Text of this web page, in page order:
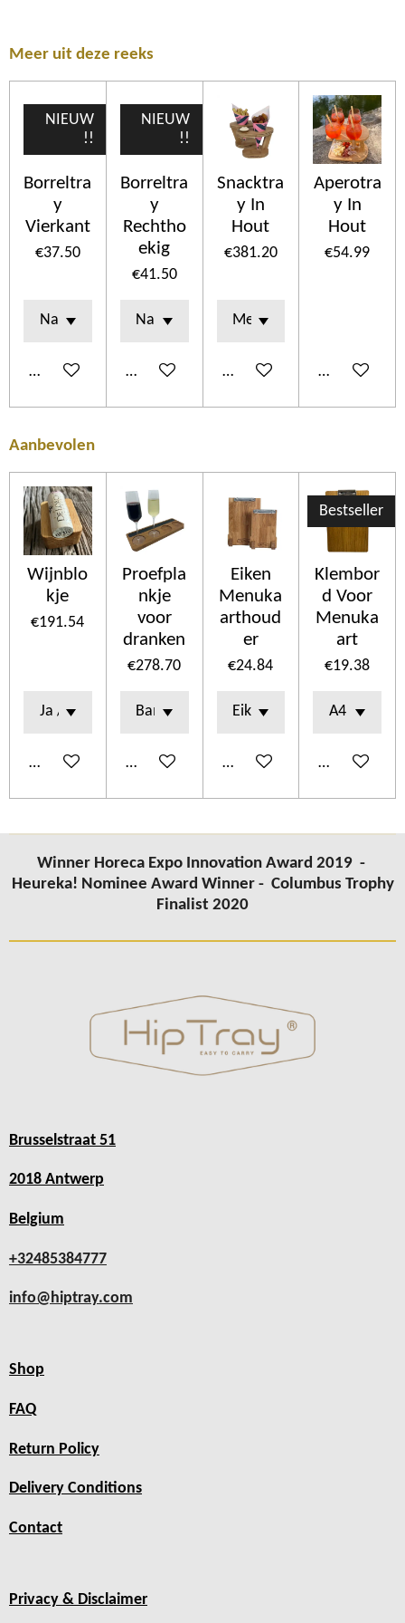
Meer uit deze reeks
NIEUW
!!
Borreltra
y
Vierkant
€37.50
Add to cart
NIEUW
!!
Borreltra
y
Rechtho
ekig
€41.50
Add to cart
Snacktra
y In
Hout
€381.20
Add to cart
Aperotra
y In
Hout
€54.99
Add to cart
Aanbevolen
Wijnblo
kje
€191.54
Add to cart
Proefpla
nkje
voor
dranken
€278.70
Add to cart
Eiken
Menuka
arthoud
er
€24.84
Add to cart
Bestseller
Klembor
d Voor
Menuka
art
€19.38
Add to cart
Winner Horeca Expo Innovation Award 2019 -
Heureka! Nominee Award Winner - Columbus Trophy
Finalist 2020
Brusselstraat 51
2018 Antwerp
Belgium
+32485384777
info@hiptray.com
Shop
FAQ
Return Policy
Delivery Conditions
Contact
Privacy & Disclaimer